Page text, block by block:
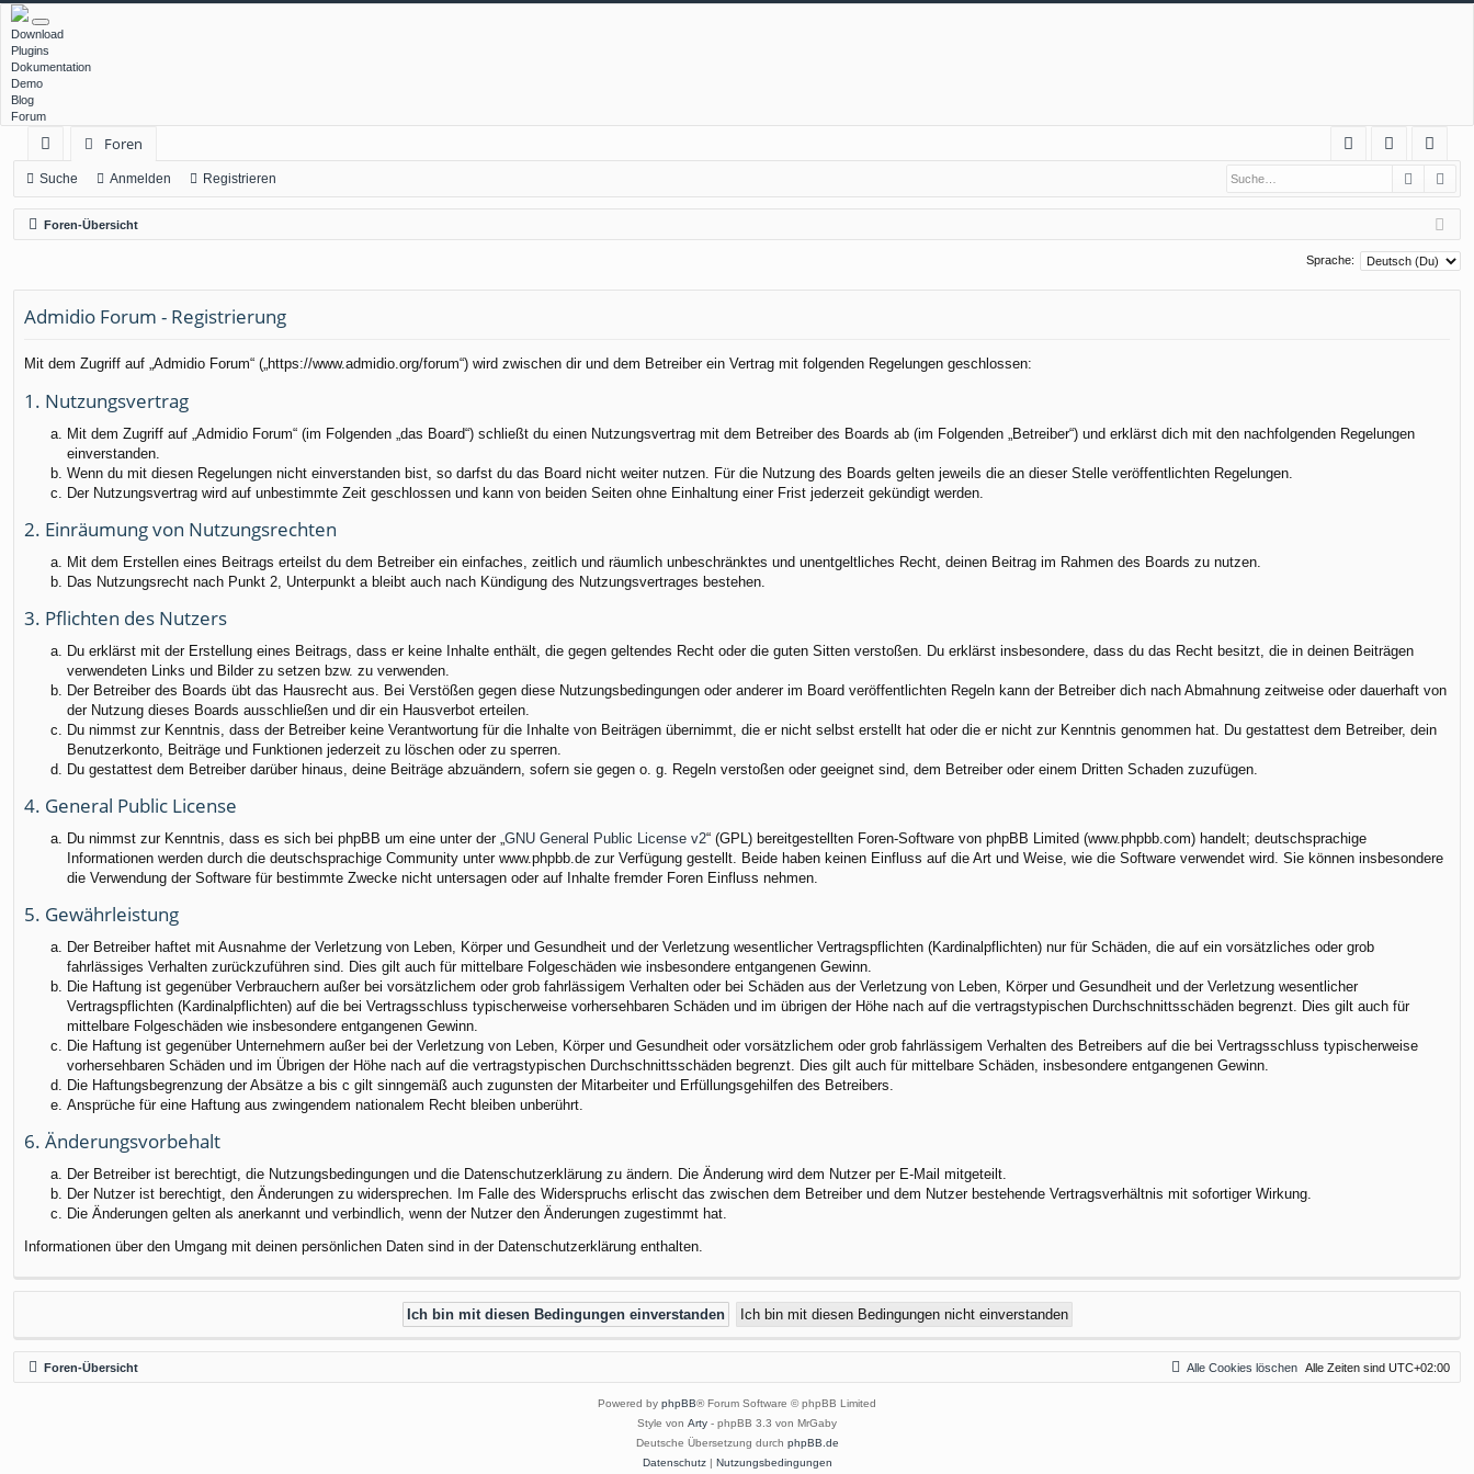
Download
Plugins
Dokumentation
Demo
Blog
Forum
ch
ne
llz
rif
Foren
Q
m
el
eg
ist
rie
Suche Anmelden Registrieren Suche
Foren-Übersicht
Sprache:
Admidio Forum - Registrierung
Mit dem Zugriff auf „Admidio Forum“ („https://www.admidio.org/forum“) wird zwischen dir und dem Betreiber ein Vertrag mit folgenden Regelungen geschlossen:
1. Nutzungsvertrag
Mit dem Zugriff auf „Admidio Forum“ (im Folgenden „das Board“) schließt du einen Nutzungsvertrag mit dem Betreiber des Boards ab (im Folgenden „Betreiber“) und erklärst dich mit den nachfolgenden Regelungen
einverstanden.
Wenn du mit diesen Regelungen nicht einverstanden bist, so darfst du das Board nicht weiter nutzen. Für die Nutzung des Boards gelten jeweils die an dieser Stelle veröffentlichten Regelungen.
Der Nutzungsvertrag wird auf unbestimmte Zeit geschlossen und kann von beiden Seiten ohne Einhaltung einer Frist jederzeit gekündigt werden.
2. Einräumung von Nutzungsrechten
Mit dem Erstellen eines Beitrags erteilst du dem Betreiber ein einfaches, zeitlich und räumlich unbeschränktes und unentgeltliches Recht, deinen Beitrag im Rahmen des Boards zu nutzen.
Das Nutzungsrecht nach Punkt 2, Unterpunkt a bleibt auch nach Kündigung des Nutzungsvertrages bestehen.
3. Pflichten des Nutzers
Du erklärst mit der Erstellung eines Beitrags, dass er keine Inhalte enthält, die gegen geltendes Recht oder die guten Sitten verstoßen. Du erklärst insbesondere, dass du das Recht besitzt, die in deinen Beiträgen
verwendeten Links und Bilder zu setzen bzw. zu verwenden.
Der Betreiber des Boards übt das Hausrecht aus. Bei Verstößen gegen diese Nutzungsbedingungen oder anderer im Board veröffentlichten Regeln kann der Betreiber dich nach Abmahnung zeitweise oder dauerhaft von
der Nutzung dieses Boards ausschließen und dir ein Hausverbot erteilen.
Du nimmst zur Kenntnis, dass der Betreiber keine Verantwortung für die Inhalte von Beiträgen übernimmt, die er nicht selbst erstellt hat oder die er nicht zur Kenntnis genommen hat. Du gestattest dem Betreiber, dein
Benutzerkonto, Beiträge und Funktionen jederzeit zu löschen oder zu sperren.
Du gestattest dem Betreiber darüber hinaus, deine Beiträge abzuändern, sofern sie gegen o. g. Regeln verstoßen oder geeignet sind, dem Betreiber oder einem Dritten Schaden zuzufügen.
4. General Public License
Du nimmst zur Kenntnis, dass es sich bei phpBB um eine unter der „GNU General Public License v2“ (GPL) bereitgestellten Foren-Software von phpBB Limited (www.phpbb.com) handelt; deutschsprachige
Informationen werden durch die deutschsprachige Community unter www.phpbb.de zur Verfügung gestellt. Beide haben keinen Einfluss auf die Art und Weise, wie die Software verwendet wird. Sie können insbesondere
die Verwendung der Software für bestimmte Zwecke nicht untersagen oder auf Inhalte fremder Foren Einfluss nehmen.
5. Gewährleistung
Der Betreiber haftet mit Ausnahme der Verletzung von Leben, Körper und Gesundheit und der Verletzung wesentlicher Vertragspflichten (Kardinalpflichten) nur für Schäden, die auf ein vorsätzliches oder grob
fahrlässiges Verhalten zurückzuführen sind. Dies gilt auch für mittelbare Folgeschäden wie insbesondere entgangenen Gewinn.
Die Haftung ist gegenüber Verbrauchern außer bei vorsätzlichem oder grob fahrlässigem Verhalten oder bei Schäden aus der Verletzung von Leben, Körper und Gesundheit und der Verletzung wesentlicher
Vertragspflichten (Kardinalpflichten) auf die bei Vertragsschluss typischerweise vorhersehbaren Schäden und im übrigen der Höhe nach auf die vertragstypischen Durchschnittsschäden begrenzt. Dies gilt auch für
mittelbare Folgeschäden wie insbesondere entgangenen Gewinn.
Die Haftung ist gegenüber Unternehmern außer bei der Verletzung von Leben, Körper und Gesundheit oder vorsätzlichem oder grob fahrlässigem Verhalten des Betreibers auf die bei Vertragsschluss typischerweise
vorhersehbaren Schäden und im Übrigen der Höhe nach auf die vertragstypischen Durchschnittsschäden begrenzt. Dies gilt auch für mittelbare Schäden, insbesondere entgangenen Gewinn.
Die Haftungsbegrenzung der Absätze a bis c gilt sinngemäß auch zugunsten der Mitarbeiter und Erfüllungsgehilfen des Betreibers.
Ansprüche für eine Haftung aus zwingendem nationalem Recht bleiben unberührt.
6. Änderungsvorbehalt
Der Betreiber ist berechtigt, die Nutzungsbedingungen und die Datenschutzerklärung zu ändern. Die Änderung wird dem Nutzer per E-Mail mitgeteilt.
Der Nutzer ist berechtigt, den Änderungen zu widersprechen. Im Falle des Widerspruchs erlischt das zwischen dem Betreiber und dem Nutzer bestehende Vertragsverhältnis mit sofortiger Wirkung.
Die Änderungen gelten als anerkannt und verbindlich, wenn der Nutzer den Änderungen zugestimmt hat.
Informationen über den Umgang mit deinen persönlichen Daten sind in der Datenschutzerklärung enthalten.
Foren-Übersicht Alle Zeiten sind UTC+02:00
Alle Cookies löschen
Powered by phpBB® Forum Software © phpBB Limited
Style von Arty - phpBB 3.3 von MrGaby
Deutsche Übersetzung durch phpBB.de
Datenschutz| Nutzungsbedingungen